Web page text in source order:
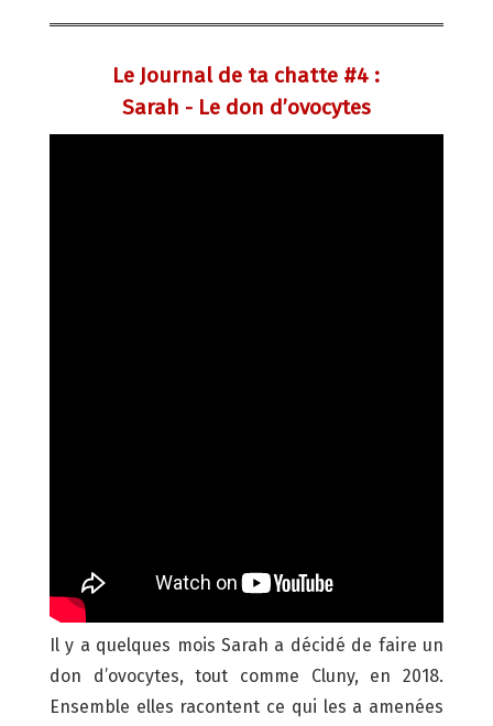
Le Journal de ta chatte #4 :
Sarah - Le don d’ovocytes
Il y a quelques mois Sarah a décidé de faire un
don d’ovocytes, tout comme Cluny, en 2018.
Ensemble elles racontent ce qui les a amenées